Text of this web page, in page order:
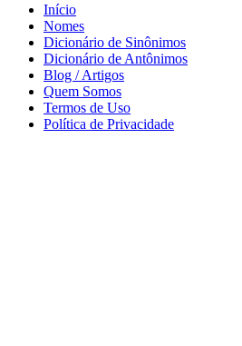
Início
Nomes
Dicionário de Sinônimos
Dicionário de Antônimos
Blog / Artigos
Quem Somos
Termos de Uso
Política de Privacidade